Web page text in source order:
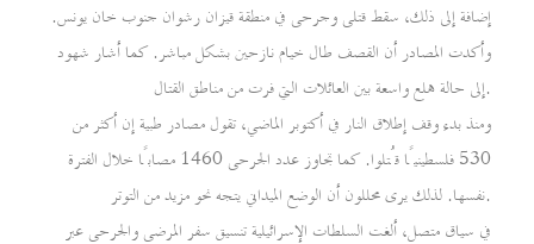
إضافة إلى ذلك، سقط قتلى وجرحى في منطقة قيزان رشوان جنوب خان يونس.
وأكدت المصادر أن القصف طال خيام نازحين بشكل مباشر. كما أشار شهود
إلى حالة هلع واسعة بين العائلات التي فرت من مناطق القتال.
ومنذ بدء وقف إطلاق النار في أكتوبر الماضي، تقول مصادر طبية إن أكثر من
530 فلسطينيًا قُتلوا. كما تجاوز عدد الجرحى 1460 مصابًا خلال الفترة
نفسها. لذلك يرى محللون أن الوضع الميداني يتجه نحو مزيد من التوتر.
في سياق متصل، ألغت السلطات الإسرائيلية تنسيق سفر المرضى والجرحى عبر